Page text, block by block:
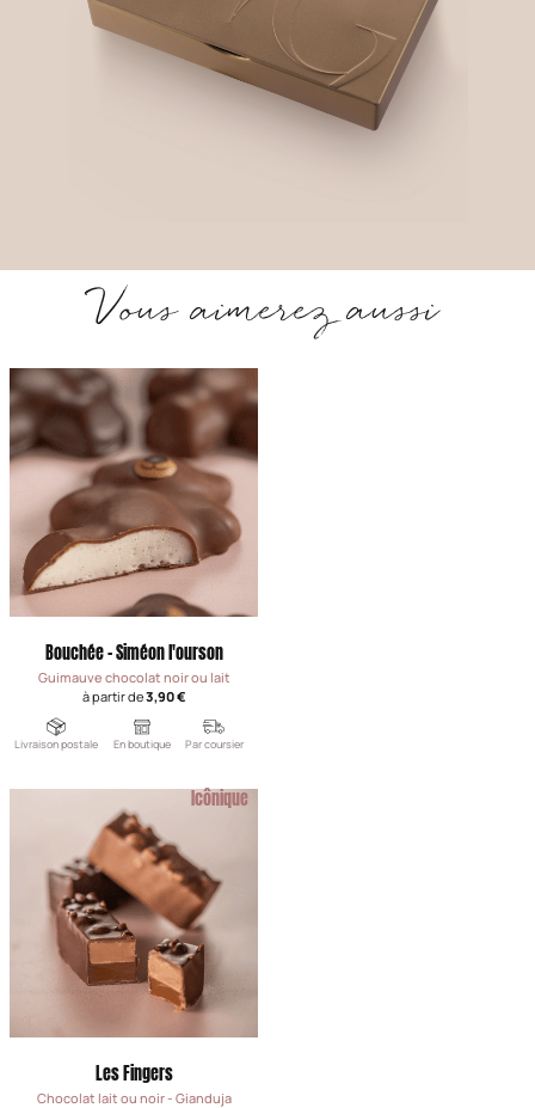
Vous aimerez aussi
Bouchée - Siméon l'ourson
Guimauve chocolat noir ou lait
à partir de3,90 €
Livraison postale En boutique Par coursier
Icônique
Les Fingers
Chocolat lait ou noir - Gianduja